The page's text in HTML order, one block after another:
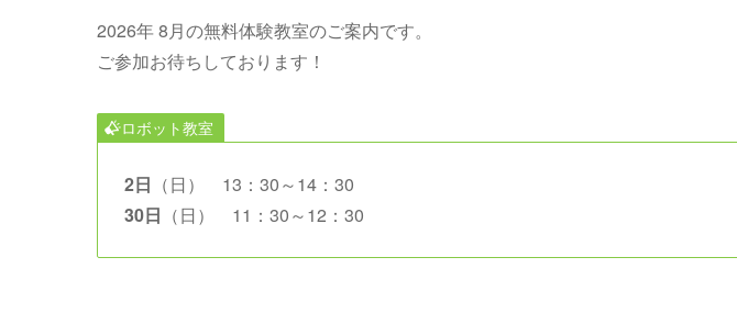
2026年 8月の無料体験教室のご案内です。
ご参加お待ちしております！
ロボット教室
2日 （日） 13：30～14：30
30日 （日） 11：30～12：30